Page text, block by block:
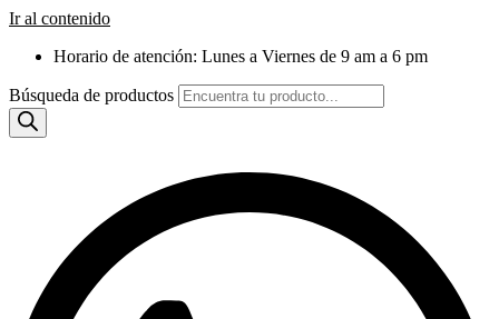
Ir al contenido
Horario de atención: Lunes a Viernes de 9 am a 6 pm
Búsqueda de productos